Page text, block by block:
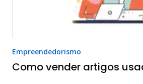
Empreendedorismo
Como vender artigos